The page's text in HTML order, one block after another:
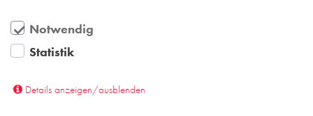
Notwendig
Statistik
Details anzeigen/ausblenden